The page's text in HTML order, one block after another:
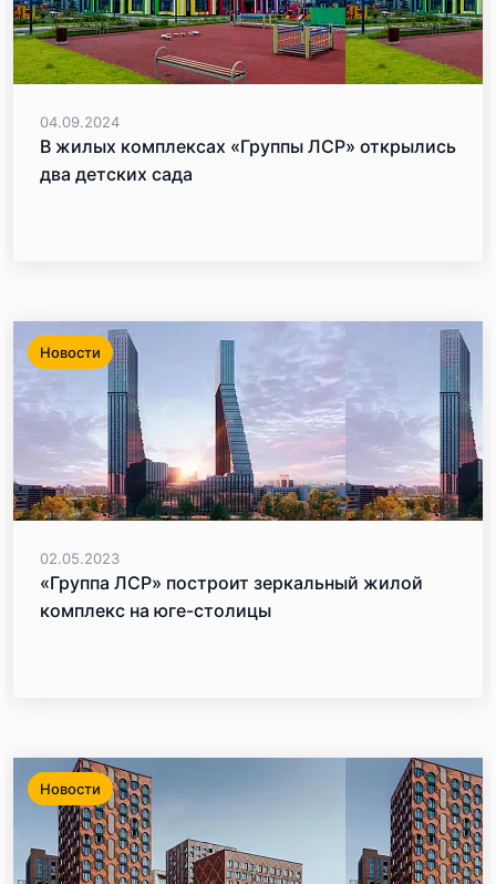
04.09.2024
В жилых комплексах «Группы ЛСР» открылись
два детских сада
Новости
02.05.2023
«Группа ЛСР» построит зеркальный жилой
комплекс на юге-столицы
Новости